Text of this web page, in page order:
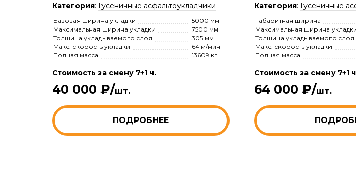
Категория: Гусеничные асфальтоукладчики
Базовая ширина укладки
5000 мм
Максимальная ширина укладки
7500 мм
Толщина укладываемого слоя
305 мм
Макс. скорость укладки
64 м/мин
Полная масса
13609 кг
Стоимость за смену 7+1 ч.
40 000 ₽/шт.
ПОДРОБНЕЕ
Категория: Гусеничные
Габаритная ширина
Максимальная ширина
Толщина укладываемого слоя
Макс. скорость укладки
Полная масса
Стоимость за смену 7+1
64 000 ₽/шт.